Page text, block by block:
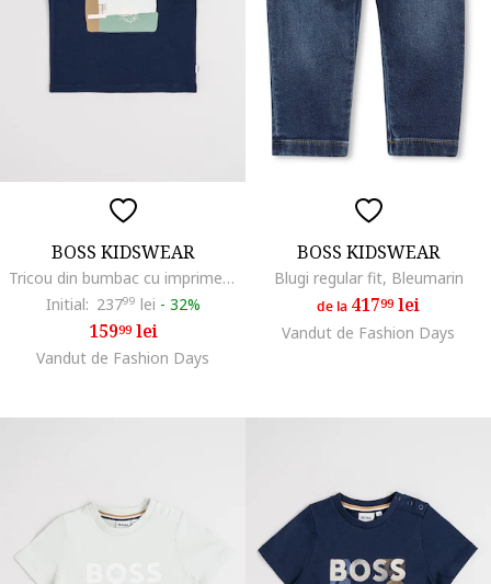
BOSS KIDSWEAR
Tricou din bumbac cu imprimeu, Verde/Bleumarin
Initial: 23799 lei - 32%
15999lei
Vandut de Fashion Days
BOSS KIDSWEAR
Blugi regular fit, Bleumarin
de la 41799lei
Vandut de Fashion Days